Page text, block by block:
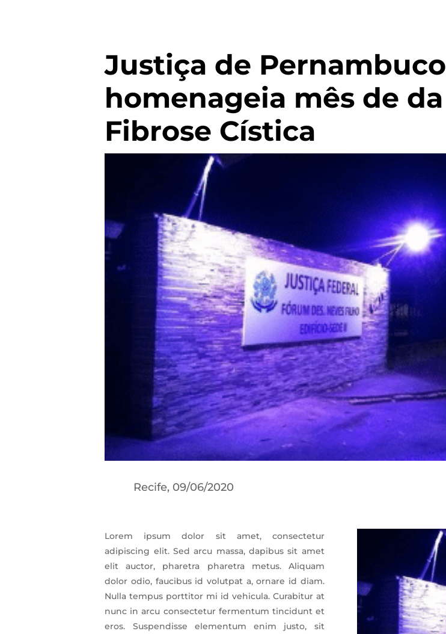
Justiça de Pernambuco
homenageia mês de da
Fibrose Cística
Recife, 09/06/2020
Lorem ipsum dolor sit amet, consectetur
adipiscing elit. Sed arcu massa, dapibus sit amet
elit auctor, pharetra pharetra metus. Aliquam
dolor odio, faucibus id volutpat a, ornare id diam.
Nulla tempus porttitor mi id vehicula. Curabitur at
nunc in arcu consectetur fermentum tincidunt et
eros. Suspendisse elementum enim justo, sit